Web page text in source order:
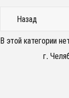
Назад
В этой категории
г.